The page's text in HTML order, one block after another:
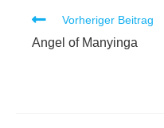
Vorheriger Beitrag
Angel of Manyinga